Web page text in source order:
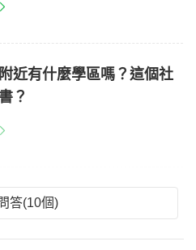
近有什麼學區嗎？這個社
？
答(10個)